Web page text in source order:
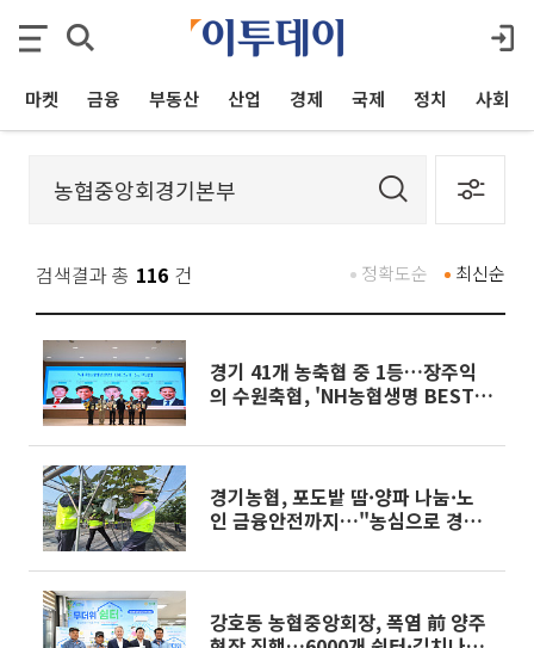
마켓 금융 부동산 산업 경제 국제 정치 사회
검색결과 총 116 건 최신순
정확도순
경기 41개 농축협 중 1등…장주익
의 수원축협, 'NH농협생명 BEST'
경기농협, 포도밭 땀·양파 나눔·노
인 금융안전까지…"농심으로 경기
강호동 농협중앙회장, 폭염 前 양주